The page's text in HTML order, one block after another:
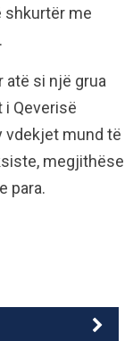
shkurtër me
atë si një grua
i Qeverisë
vdekjet mund të
megjithëse
para.